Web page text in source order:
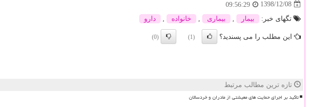
1398/12/08
09:56:29
تگهای خبر:
بیمار , بیماری , خانواده , دارو
این مطلب را می پسندید؟ (1)
(0)
تازه ترین مطالب مرتبط
تاکید بر اجرای حمایت های معیشتی از مادران و خردسالان